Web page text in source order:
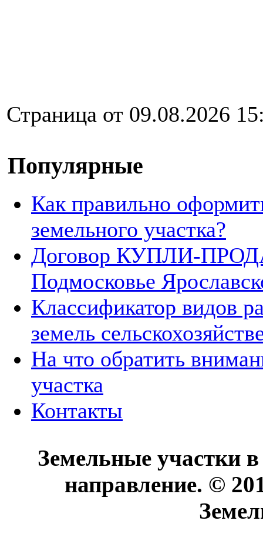
Страница от 09.08.2026
Популярные
Как правильно
земельного участка?
Договор КУПЛИ-
Подмосковье
Классификатор видов
земель
На что обратить
участка
Контакты
Земельные участки
направление. ©